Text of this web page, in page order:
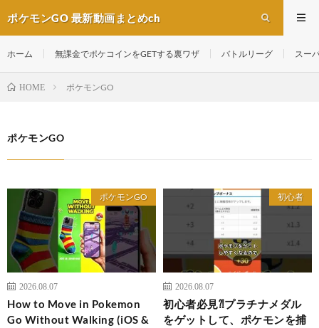
ポケモンGO 最新動画まとめch
ホーム 無課金でポケコインをGETする裏ワザ バトルリーグ スー
HOME ポケモンGO
ポケモンGO
ポケモンGO
2026.08.07
How to Move in Pokemon
Go Without Walking (iOS &
初心者
2026.08.07
初心者必見⁈プラチナメダル
をゲットして、ポケモンを捕